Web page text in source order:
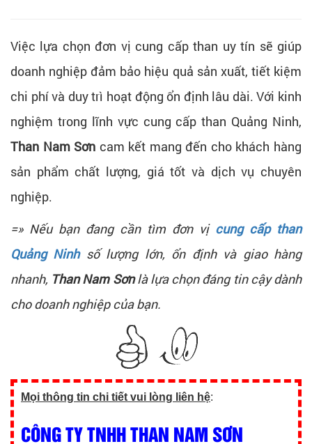
Việc lựa chọn đơn vị cung cấp than uy tín sẽ giúp
doanh nghiệp đảm bảo hiệu quả sản xuất, tiết kiệm
chi phí và duy trì hoạt động ổn định lâu dài. Với kinh
nghiệm trong lĩnh vực cung cấp than Quảng Ninh,
Than Nam Sơn cam kết mang đến cho khách hàng
sản phẩm chất lượng, giá tốt và dịch vụ chuyên
nghiệp.
=» Nếu bạn đang cần tìm đơn vị cung cấp than
Quảng Ninhsố lượng lớn, ổn định và giao hàng
nhanh, Than Nam Sơnlà lựa chọn đáng tin cậy dành
cho doanh nghiệp của bạn.
Mọi thông tin chi tiết vui lòng liên hệ:
CÔNG TY TNHH THAN NAM SƠN